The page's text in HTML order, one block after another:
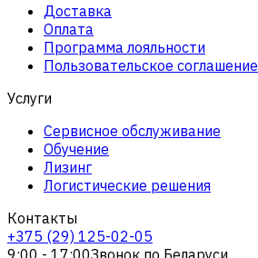
Доставка
Оплата
Программа лояльности
Пользовательское соглашение
Услуги
Сервисное обслуживание
Обучение
Лизинг
Логистические решения
Контакты
+375 (29) 125-02-05
9:00 - 17:00Звонок по Беларуси